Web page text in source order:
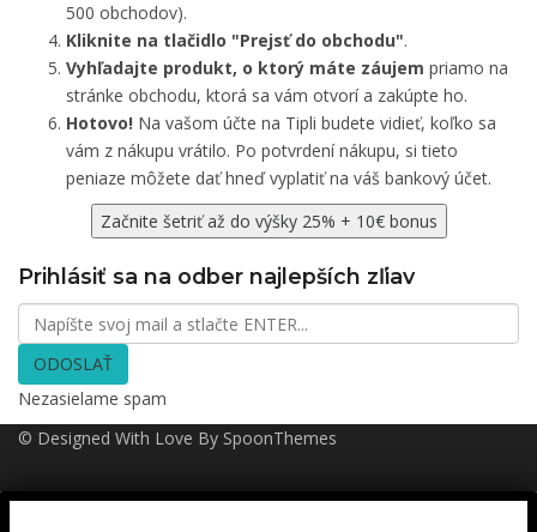
500 obchodov).
Kliknite na tlačidlo "Prejsť do obchodu".
Vyhľadajte produkt, o ktorý máte záujem priamo na
stránke obchodu, ktorá sa vám otvorí a zakúpte ho.
Hotovo! Na vašom účte na Tipli budete vidieť, koľko sa
vám z nákupu vrátilo. Po potvrdení nákupu, si tieto
peniaze môžete dať hneď vyplatiť na váš bankový účet.
Začnite šetriť až do výšky 25% + 10€ bonus
Prihlásiť sa na odber najlepších zľiav
ODOSLAŤ
Nezasielame spam
© Designed With Love By SpoonThemes